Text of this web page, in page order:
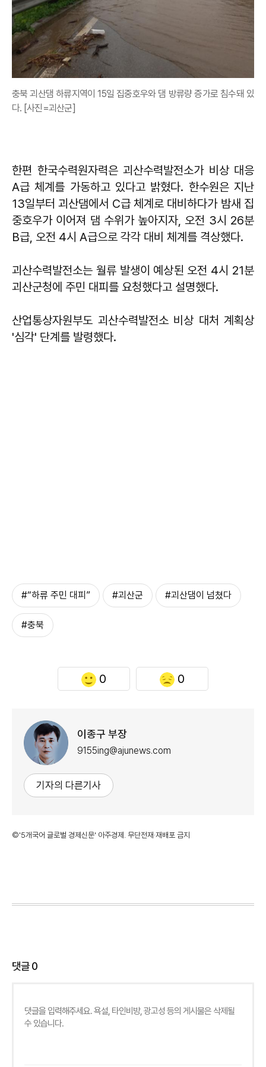
충북 괴산댐 하류지역이 15일 집중호우와 댐 방류량 증가로 침수돼 있
다. [사진=괴산군]
한편 한국수력원자력은 괴산수력발전소가 비상 대응
A급 체계를 가동하고 있다고 밝혔다. 한수원은 지난
13일부터 괴산댐에서 C급 체계로 대비하다가 밤새 집
중호우가 이어져 댐 수위가 높아지자, 오전 3시 26분
B급, 오전 4시 A급으로 각각 대비 체계를 격상했다.
괴산수력발전소는 월류 발생이 예상된 오전 4시 21분
괴산군청에 주민 대피를 요청했다고 설명했다.
산업통상자원부도 괴산수력발전소 비상 대처 계획상
'심각' 단계를 발령했다.
#“하류 주민 대피” #괴산군 #괴산댐이 넘쳤다
#충북
0 0
이종구 부장
9155ing@ajunews.com
기자의 다른기사
©'5개국어 글로벌 경제신문' 아주경제. 무단전재·재배포 금지
댓글0